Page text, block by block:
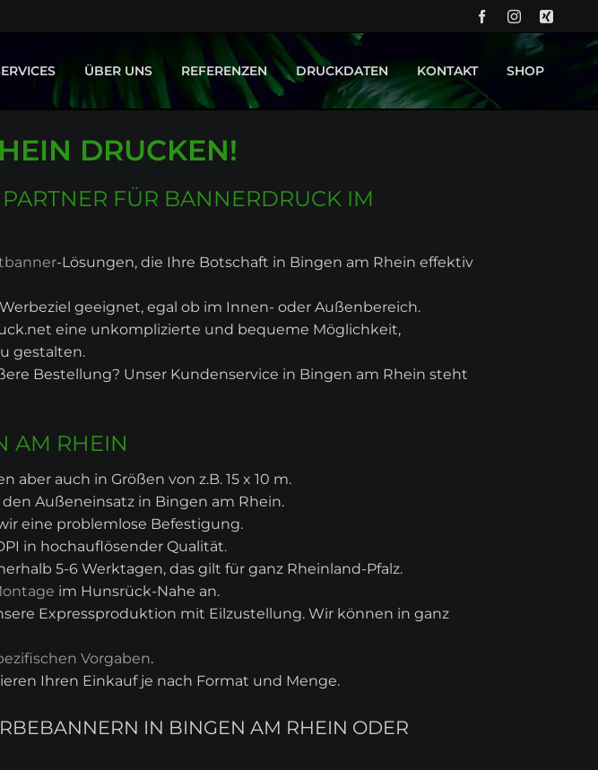
MONTAGE
ÜBER UNS REFERENZEN
PROJEKT CURVY BOUTIQUE - LEUCHTREKLAME
DRUCKDATEN KONTAKT SHOP
DRUCKEN!
FÜR BANNERDRUCK IM
-Lösungen, die Ihre Botschaft in Bingen am Rhein effektiv
geeignet, egal ob im Innen- oder Außenbereich.
eine unkomplizierte und bequeme Möglichkeit,
gestalten.
Bestellung? Unser Kundenservice in Bingen am Rhein steht
AM RHEIN
auch in Größen von z.B. 15 x 10 m.
Außeneinsatz in Bingen am Rhein.
eine problemlose Befestigung.
in hochauflösender Qualität.
5-6 Werktagen, das gilt für ganz Rheinland-Pfalz.
im Hunsrück-Nahe an.
Expressproduktion mit Eilzustellung. Wir können in ganz
Vorgaben.
Ihren Einkauf je nach Format und Menge.
IN BINGEN AM RHEIN ODER